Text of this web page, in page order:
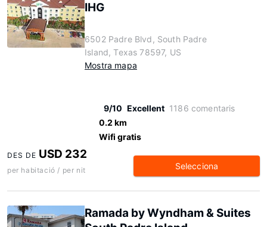
IHG
6502 Padre Blvd, South Padre
Island, Texas 78597, US
Mostra mapa
9/10 Excellent 1186 comentaris
0.2 km
Wifi gratis
DES DE USD 232
per habitació / per nit Selecciona
Ramada by Wyndham & Suites